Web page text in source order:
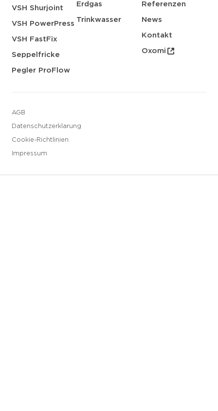
VSH Shurjoint
VSH PowerPress
VSH FastFix
Seppelfricke
Pegler ProFlow
Erdgas
Trinkwasser
Referenzen
News
Kontakt
Oxomi
AGB
Datenschutzerklarung
Cookie-Richtlinien
Impressum